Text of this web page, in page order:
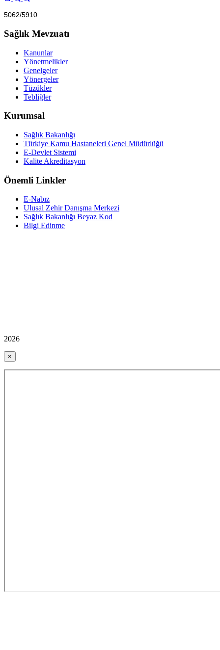
5062/5910
Sağlık Mevzuatı
Kanunlar
Yönetmelikler
Genelgeler
Yönergeler
Tüzükler
Tebliğler
Kurumsal
Sağlık Bakanlığı
Türkiye Kamu Hastaneleri Genel Müdürlüğü
E-Devlet Sistemi
Kalite Akreditasyon
Önemli Linkler
E-Nabız
Ulusal Zehir Danışma Merkezi
Sağlık Bakanlığı Beyaz Kod
Bilgi Edinme
2026
×